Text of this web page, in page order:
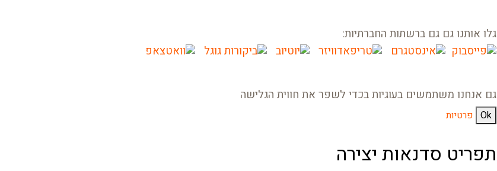
גלו אותנו גם גם ברשתות החברתיות:
גם אנחנו משתמשים בעוגיות בכדי לשפר את חווית הגלישה
Ok פרטיות
תפריט סדנאות יצירה